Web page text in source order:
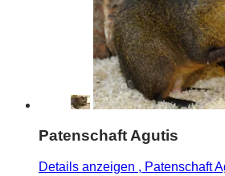
Patenschaft Agutis
Details anzeigen , Patenschaft